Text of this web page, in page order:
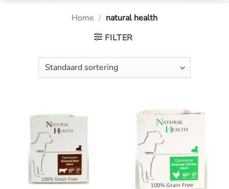
Home / natural health
FILTER